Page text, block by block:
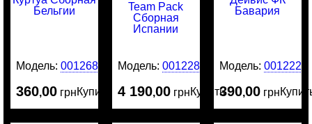
Модель:0012685
360,00 грнКупить
Модель:0012282
4 190,00 грнКупить
Модель: 0012221
390,00 грн